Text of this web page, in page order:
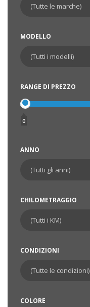
MODELLO
RANGE DI PREZZO
0
ANNO
CHILOMETRAGGIO
CONDIZIONI
COLORE